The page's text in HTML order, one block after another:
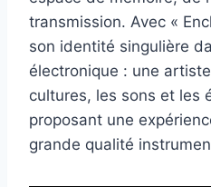
transmission. Avec «
son identité singulière
électronique : une
cultures, les sons et les
proposant une
grande qualité